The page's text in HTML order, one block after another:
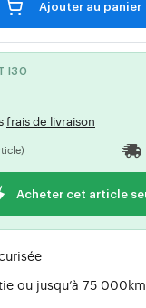
Ajouter au panier
I30
frais de livraison
Acheter cet article
ou jusqu’à 75 000km